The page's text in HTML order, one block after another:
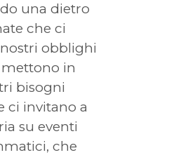
una dietro
che ci
obblighi
in
bisogni
ci invitano a
su eventi
che